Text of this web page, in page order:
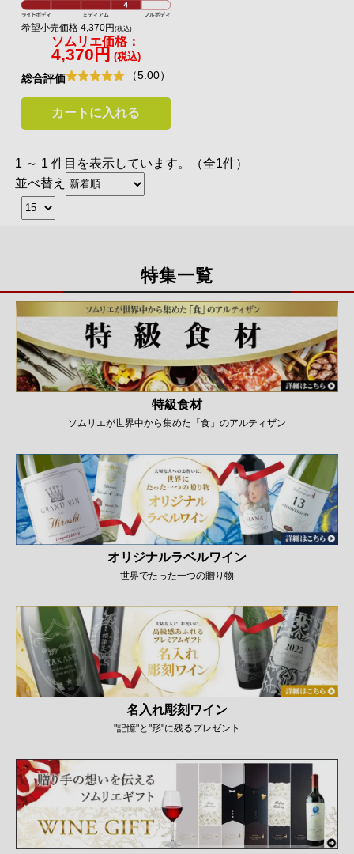
希望小売価格 4,370円(税込)
ソムリエ価格：
4,370円 (税込)
総合評価 （5.00）
カートに入れる
1 ～ 1 件目を表示しています。（全1件）
並べ替え
特集一覧
特級食材
ソムリエが世界中から集めた「食」のアルティザン
オリジナルラベルワイン
世界でたった一つの贈り物
名入れ彫刻ワイン
"記憶"と"形"に残るプレゼント